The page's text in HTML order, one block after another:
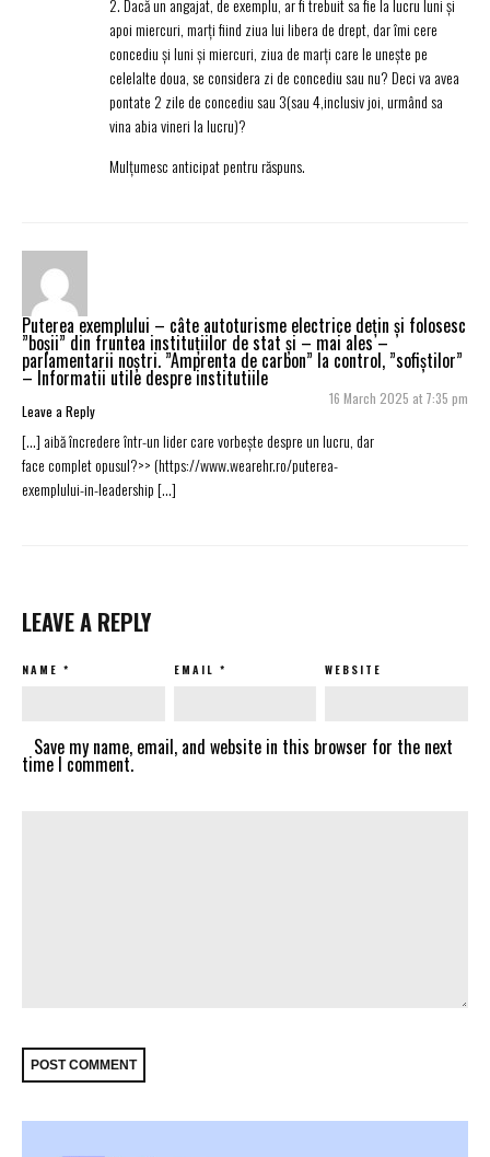
2. Dacă un angajat, de exemplu, ar fi trebuit sa fie la lucru luni și
apoi miercuri, marți fiind ziua lui libera de drept, dar îmi cere
concediu și luni și miercuri, ziua de marți care le unește pe
celelalte doua, se considera zi de concediu sau nu? Deci va avea
pontate 2 zile de concediu sau 3(sau 4,inclusiv joi, urmând sa
vina abia vineri la lucru)?
Mulțumesc anticipat pentru răspuns.
Puterea exemplului – câte autoturisme electrice dețin și folosesc
”boșii” din fruntea instituțiilor de stat și – mai ales –
parlamentarii noștri. ”Amprenta de carbon” la control, ”sofiștilor”
– Informatii utile despre institutiile
16 March 2025 at 7:35 pm
Leave a Reply
[…] aibă încredere într-un lider care vorbește despre un lucru, dar
face complet opusul?>> (https://www.wearehr.ro/puterea-
exemplului-in-leadership[…]
LEAVE A REPLY
NAME * EMAIL * WEBSITE
Save my name, email, and website in this browser for the next
time I comment.